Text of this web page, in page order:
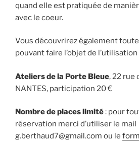
quand elle est pratiquée de
avec le coeur.
Vous découvrirez également
pouvant faire l’objet de
Ateliers de la Porte Bleue, 22 rue
NANTES, participation 20 €
Nombre de places limité: pour
réservation merci d’utiliser le mail
g.berthaud7@gmail.com ou le